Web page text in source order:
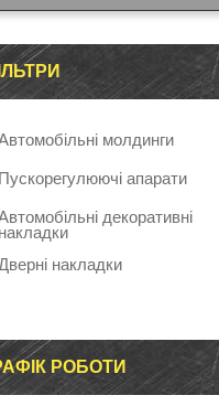
молдинги
Пускорегулюючі апарати
декоративні
накладки
Дверні накладки
РОБОТИ